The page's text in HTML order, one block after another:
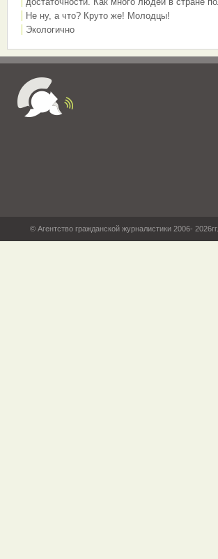
Не ну, а что? Круто же! Молодцы!
Экологично
© Агентство гражданской журналистики 2006-